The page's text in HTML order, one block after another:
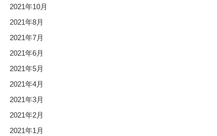
2021年10月
2021年8月
2021年7月
2021年6月
2021年5月
2021年4月
2021年3月
2021年2月
2021年1月